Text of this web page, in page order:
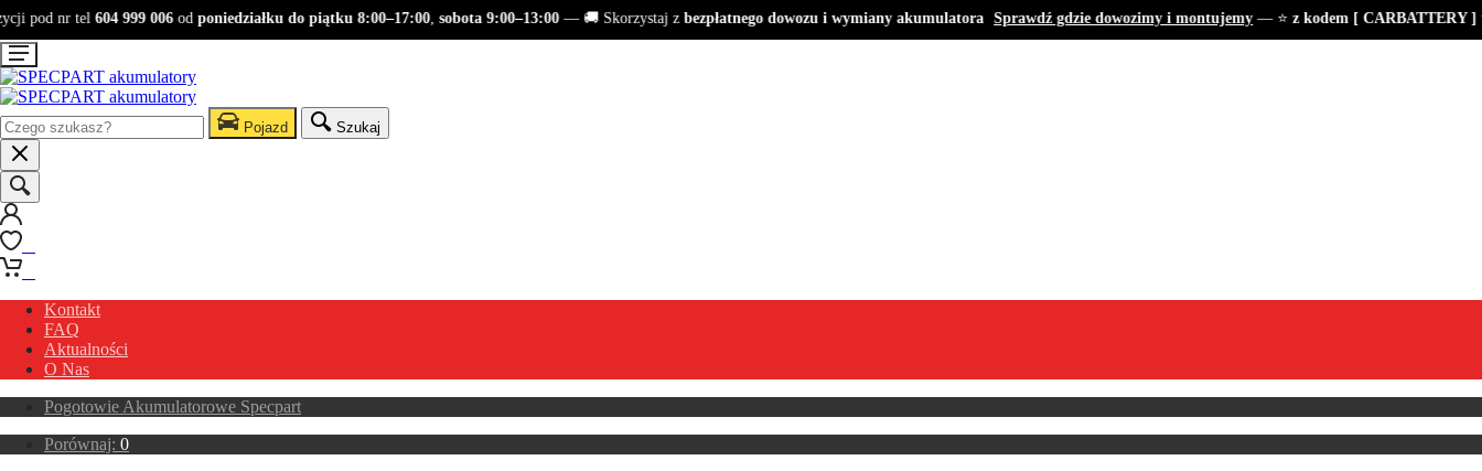
pod nr tel604 999 006odponiedziałku do piątku 8:00–17:00,sobota 9:00–13:00— 🚚 Skorzystaj zbezpłatnego dowozu i wymiany akumulatora Sprawdź gdzie dowozimy i montujemy— ⭐ z kodem [ CARBATTERY ]
Pojazd Szukaj
Kontakt
FAQ
Aktualności
O Nas
Pogotowie Akumulatorowe Specpart
Porównaj: 0